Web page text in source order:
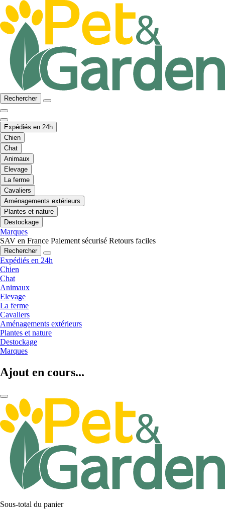
Rechercher
Expédiés en 24h
Chien
Chat
Animaux
Elevage
La ferme
Cavaliers
Aménagements extérieurs
Plantes et nature
Destockage
Marques
SAV en France Paiement sécurisé Retours faciles
Rechercher
Expédiés en 24h
Chien
Chat
Animaux
Elevage
La ferme
Cavaliers
Aménagements extérieurs
Plantes et nature
Destockage
Marques
Ajout en cours...
Sous-total du panier